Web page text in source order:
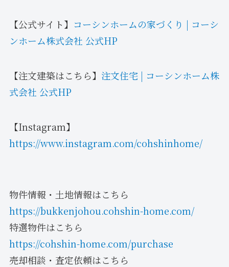
【公式サイト】 コーシンホームの家づくり | コーシ
ンホーム株式会社 公式HP
【注文建築はこちら】 注文住宅 | コーシンホーム株
式会社 公式HP
【Instagram】
https://www.instagram.com/cohshinhome/
物件情報・土地情報はこちら
https://bukkenjohou.cohshin-home.com/
特選物件はこちら
https://cohshin-home.com/purchase
売却相談・査定依頼はこちら